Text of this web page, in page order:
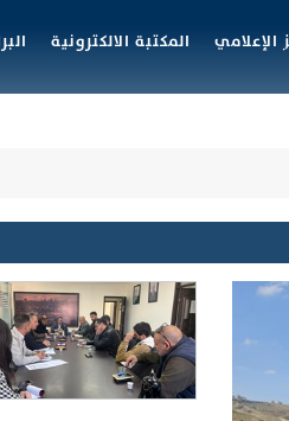
الإعلامي المكتبة الالكترونية